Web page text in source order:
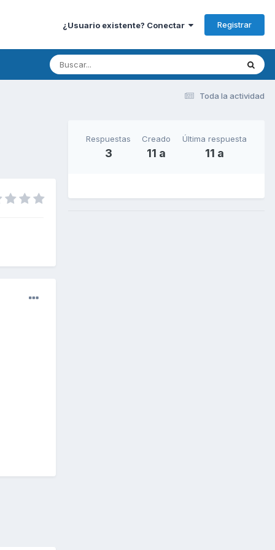
¿Usuario existente? Conectar Registrar
Toda la actividad
Respuestas
3
Creado
11 a
Última respuesta
11 a